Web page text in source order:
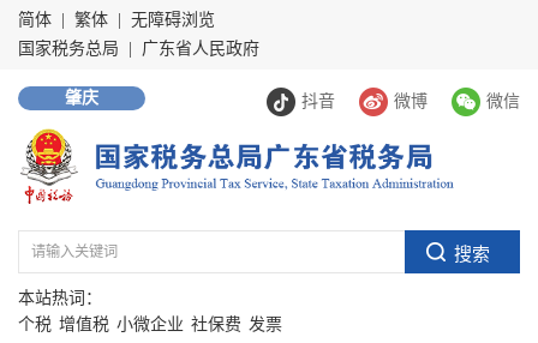
简体 繁体
无障碍浏览
国家税务总局
广东省人民政府
抖音 微博 微信
肇庆
本站热词：
个税 增值税 小微企业 社保费 发票